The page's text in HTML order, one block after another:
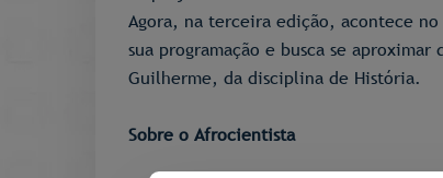
Agora, na terceira edição, acontece no
sua programação e busca se
Guilherme, da disciplina de História.
Sobre o Afrocientista